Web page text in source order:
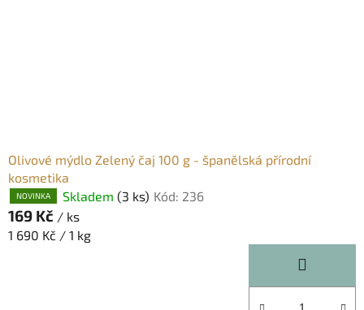
Olivové mýdlo Zelený čaj 100 g - španělská přírodní
kosmetika
NOVINKA Skladem (3 ks) Kód: 236
169 Kč / ks
Měrná
1 690 Kč / 1 kg